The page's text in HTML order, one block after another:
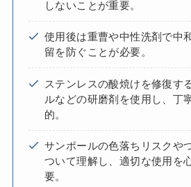
しないことが重要。
使用後は重曹や中性洗剤で中
留を防ぐことが必要。
ステンレスの酸焼けを修復す
ルなどの研磨剤を使用し、丁
的。
サンポールの色落ちリスクや
ついて理解し、適切な使用を
要。